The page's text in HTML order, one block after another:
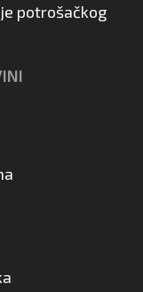
potrošačkog